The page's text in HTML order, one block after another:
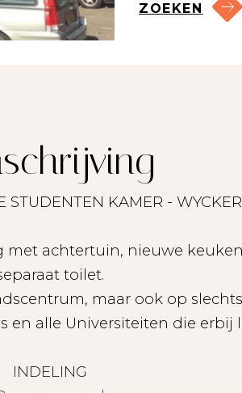
ZOEKEN
NETTE STUDENTEN KAMER -
achtertuin, nieuwe
toilet.
maar ook op
en alle Universiteiten die erbij
INDELING